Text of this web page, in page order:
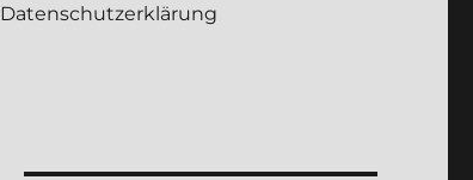
Daten­schutz­er­klä­rung